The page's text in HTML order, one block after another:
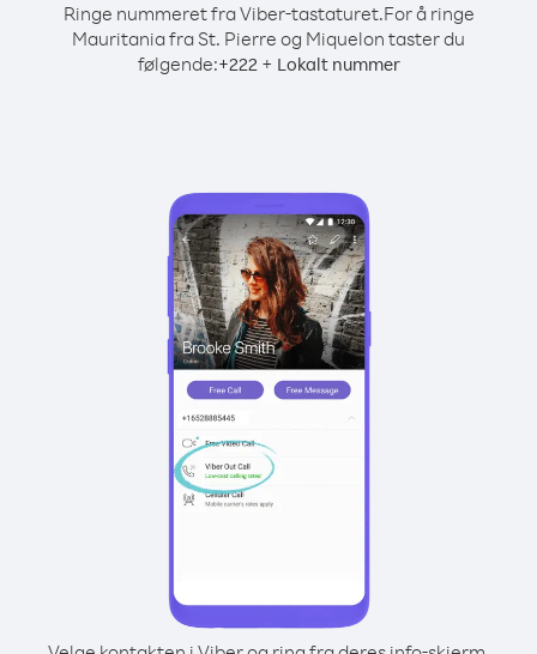
Ringe nummeret fra Viber-tastaturet.For å ringe
Mauritania fra St. Pierre og Miquelon taster du
følgende:+222+ Lokalt nummer